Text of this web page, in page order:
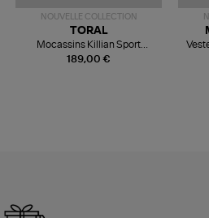
NOUVELLE COLLECTION
189,00 €
TORAL
Mocassins Killian Sport
Mousse